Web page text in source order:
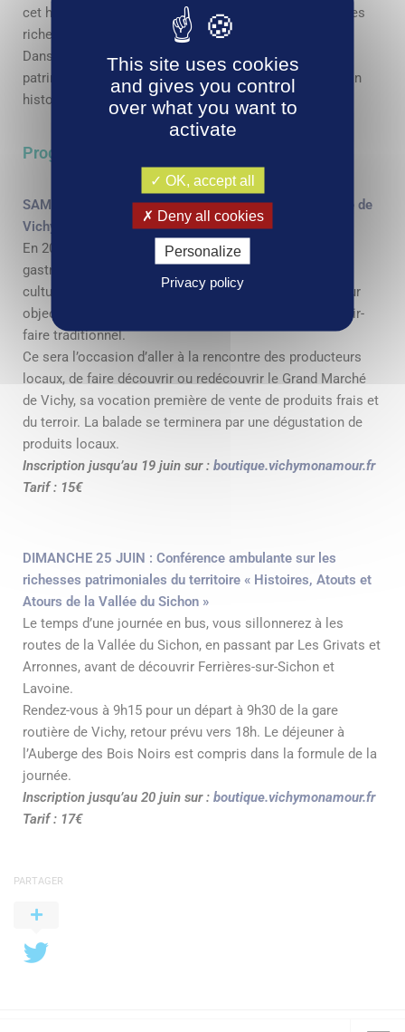
cet héritage et permettre une prise de conscience de ses
richesses.
Dans ce cadre, l’agglomération propose une activité
patrimoniale pour la découverte de son territoire, de son
histoire et de son patrimoine.
Programme
SAMEDI 24 JUIN : Balade gourmande au Grand marché de
Vichy à 10h
En 2010, l’UNESCO décidait de classer le « Repas
gastronomique des Français » comme « Patrimoine
culturel immatériel de l’humanité », catégorie ayant pour
objectif de protéger les pratiques culturelles et le savoir-
faire traditionnel.
Ce sera l’occasion d’aller à la rencontre des producteurs
locaux, de faire découvrir ou redécouvrir le Grand Marché
de Vichy, sa vocation première de vente de produits frais et
du terroir. La balade se terminera par une dégustation de
produits locaux.
Inscription jusqu’au 19 juin sur : boutique.vichymonamour.fr
Tarif : 15€
DIMANCHE 25 JUIN : Conférence ambulante sur les
richesses patrimoniales du territoire « Histoires, Atouts et
Atours de la Vallée du Sichon »
Le temps d’une journée en bus, vous sillonnerez à les
routes de la Vallée du Sichon, en passant par Les Grivats et
Arronnes, avant de découvrir Ferrières-sur-Sichon et
Lavoine.
Rendez-vous à 9h15 pour un départ à 9h30 de la gare
routière de Vichy, retour prévu vers 18h. Le déjeuner à
l’Auberge des Bois Noirs est compris dans la formule de la
journée.
Inscription jusqu’au 20 juin sur : boutique.vichymonamour.fr
Tarif : 17€
PARTAGER
This site uses cookies
and gives you control
over what you want to
activate
OK, accept all
Deny all cookies
Personalize
Privacy policy